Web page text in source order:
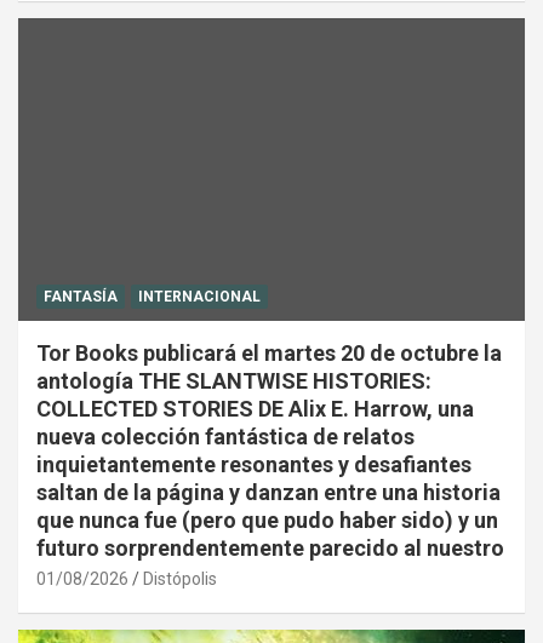
FANTASÍA INTERNACIONAL
Tor Books publicará el martes 20 de octubre la
antología THE SLANTWISE HISTORIES:
COLLECTED STORIES DE Alix E. Harrow, una
nueva colección fantástica de relatos
inquietantemente resonantes y desafiantes
saltan de la página y danzan entre una historia
que nunca fue (pero que pudo haber sido) y un
futuro sorprendentemente parecido al nuestro
01/08/2026 Distópolis